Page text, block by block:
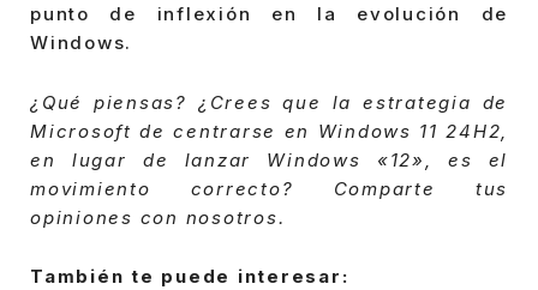
punto de inflexión en la evolución de
Windows.
¿Qué piensas? ¿Crees que la estrategia de
Microsoft de centrarse en Windows 11 24H2,
en lugar de lanzar Windows «12», es el
movimiento correcto? Comparte tus
opiniones con nosotros.
También te puede interesar: